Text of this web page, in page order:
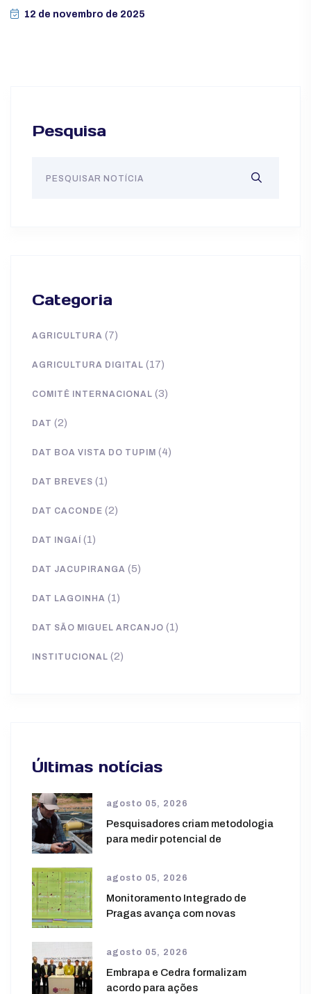
12 de novembro de 2025
Pesquisa
Categoria
AGRICULTURA (7)
AGRICULTURA DIGITAL (17)
COMITÊ INTERNACIONAL (3)
DAT (2)
DAT BOA VISTA DO TUPIM (4)
DAT BREVES (1)
DAT CACONDE (2)
DAT INGAÍ (1)
DAT JACUPIRANGA (5)
DAT LAGOINHA (1)
DAT SÃO MIGUEL ARCANJO (1)
INSTITUCIONAL (2)
Últimas notícias
agosto 05, 2026
Pesquisadores criam metodologia
para medir potencial de
agosto 05, 2026
Monitoramento Integrado de
Pragas avança com novas
agosto 05, 2026
Embrapa e Cedra formalizam
acordo para ações